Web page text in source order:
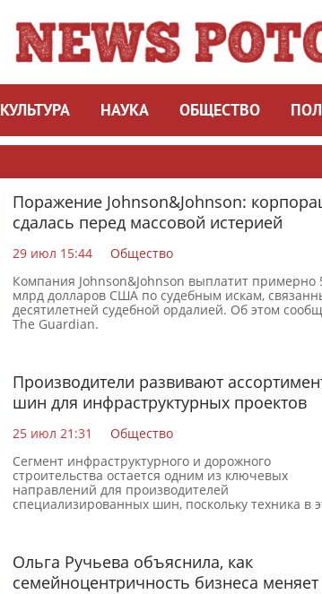
КУЛЬТУРА НАУКА ОБЩЕСТВО
Поражение Johnson&Johnson:
сдалась перед массовой истерией
29 июл 15:44
Общество
Компания Johnson&Johnson выплатит примерно
млрд долларов США по судебным искам,
десятилетней судебной ордалией. Об этом
The Guardian.
Производители развивают
шин для инфраструктурных проектов
25 июл 21:31
Общество
Сегмент инфраструктурного и дорожного
строительства остается одним из ключевых
направлений для производителей
специализированных шин, поскольку техника в
Ольга Ручьева объяснила, как
семейноцентричность бизнеса меняет